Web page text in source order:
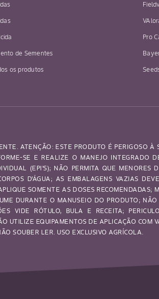
de Sementes
os produtos
Pro
ATENÇÃO: ESTE PRODUTO É PERIGOSO
SE E REALIZE O MANEJO INTEGRADO
(EPI’S); NÃO PERMITA QUE
D’ÁGUA; AS EMBALAGENS VAZIAS
SOMENTE AS DOSES
DURANTE O MANUSEIO DO PRODUTO;
VIDE RÓTULO, BULA E RECEITA;
UTILIZE EQUIPAMENTOS DE APLICAÇÃO
SOUBER LER. USO EXCLUSIVO AGRÍCOLA.